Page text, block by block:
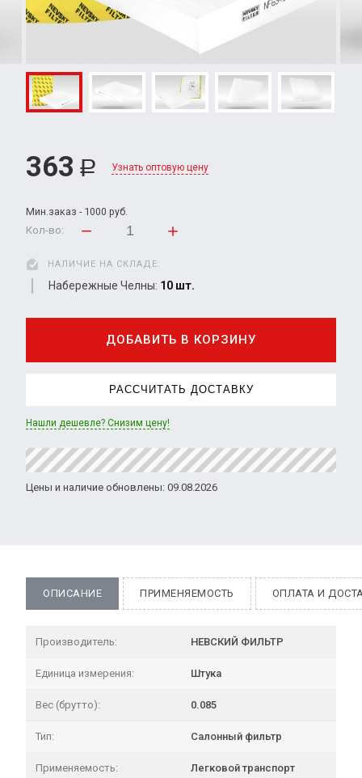
363 Р Узнать оптовую цену
Мин.заказ - 1000 руб.
Кол-во:
НАЛИЧИЕ НА СКЛАДЕ:
Набережные Челны: 10 шт.
ДОБАВИТЬ В КОРЗИНУ
РАССЧИТАТЬ ДОСТАВКУ
Нашли дешевле? Снизим цену!
Цены и наличие обновлены: 09.08.2026
ОПИСАНИЕ ПРИМЕНЯЕМОСТЬ ОПЛАТА И
Производитель: НЕВСКИЙ ФИЛЬТР
Единица измерения: Штука
Вес (брутто): 0.085
Тип: Салонный фильтр
Применяемость: Легковой транспорт